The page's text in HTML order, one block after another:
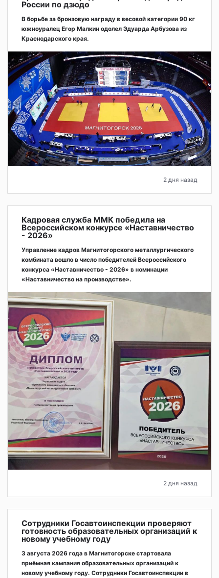
России по дзюдо
В борьбе за бронзовую награду в весовой категории 90 кг
южноуралец Егор Малкин одолел Эдуарда Арбузова из
Краснодарского края.
2 дня назад
Кадровая служба ММК победила на
Всероссийском конкурсе «Наставничество
- 2026»
Управление кадров Магнитогорского металлургического
комбината вошло в число победителей Всероссийского
конкурса «Наставничество - 2026» в номинации
«Наставничество на производстве».
2 дня назад
Сотрудники Госавтоинспекции проверяют
готовность образовательных организаций к
новому учебному году
3 августа 2026 года в Магнитогорске стартовала
приёмная кампания образовательных организаций к
новому учебному году. Сотрудники Госавтоинспекции в